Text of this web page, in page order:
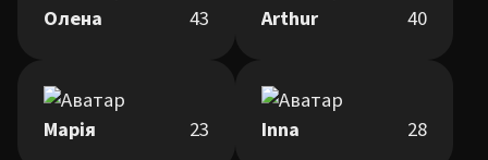
Олена 43 Arthur 40
Марія 23 Inna 28